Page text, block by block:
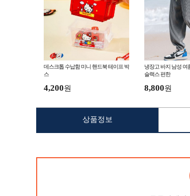
데스크톱 수납함 미니 핸드북 테이프 박
스
4,200원
냉장고 바지 남성 여
슬랙스 편한
8,800원
상품정보